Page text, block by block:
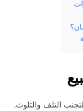
التلف والتلوث.